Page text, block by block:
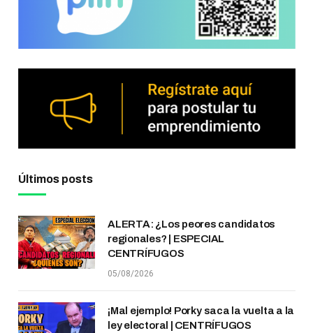
Últimos posts
ALERTA: ¿Los peores candidatos
regionales? | ESPECIAL
CENTRÍFUGOS
05/08/2026
¡Mal ejemplo! Porky saca la vuelta a la
ley electoral | CENTRÍFUGOS